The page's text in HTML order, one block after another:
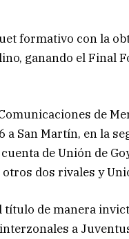
formativo con la
ganando el Final
de
San Martín, en la
de Unión de
dos rivales y
título de manera
a